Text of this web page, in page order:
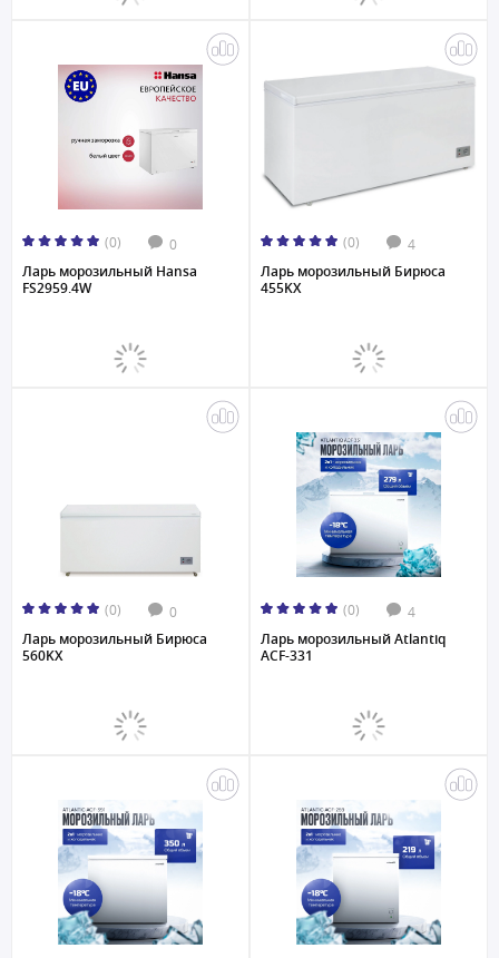
(0) 0
Ларь морозильный Hansa
FS2959.4W
(0) 4
Ларь морозильный Бирюса
455KX
(0) 0
Ларь морозильный Бирюса
560KX
(0) 4
Ларь морозильный Atlantiq
ACF-331